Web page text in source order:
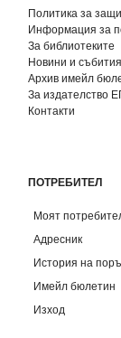
Политика за
Информация за
За библиотеките
Новини и събития
Архив имейл
За издателство
Контакти
ПОТРЕБИТЕЛ
Моят
Адресник
История на
Имейл бюлетин
Изход